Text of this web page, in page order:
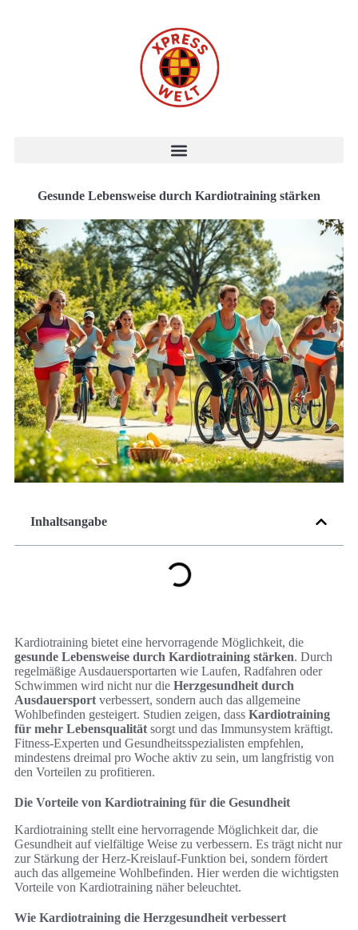
Gesunde Lebensweise durch Kardiotraining stärken
Inhaltsangabe
Kardiotraining bietet eine hervorragende Möglichkeit, die
gesunde Lebensweise durch Kardiotraining stärken. Durch
regelmäßige Ausdauersportarten wie Laufen, Radfahren oder
Schwimmen wird nicht nur die Herzgesundheit durch
Ausdauersport verbessert, sondern auch das allgemeine
Wohlbefinden gesteigert. Studien zeigen, dass Kardiotraining
für mehr Lebensqualität sorgt und das Immunsystem kräftigt.
Fitness-Experten und Gesundheitsspezialisten empfehlen,
mindestens dreimal pro Woche aktiv zu sein, um langfristig von
den Vorteilen zu profitieren.
Die Vorteile von Kardiotraining für die Gesundheit
Kardiotraining stellt eine hervorragende Möglichkeit dar, die
Gesundheit auf vielfältige Weise zu verbessern. Es trägt nicht nur
zur Stärkung der Herz-Kreislauf-Funktion bei, sondern fördert
auch das allgemeine Wohlbefinden. Hier werden die wichtigsten
Vorteile von Kardiotraining näher beleuchtet.
Wie Kardiotraining die Herzgesundheit verbessert